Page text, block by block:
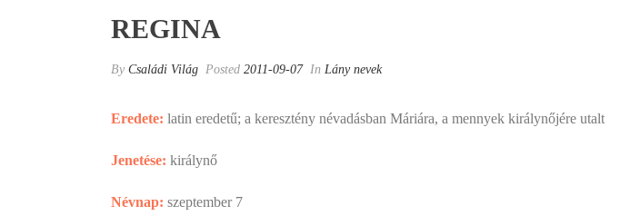
REGINA
By Családi Világ Posted 2011-09-07 In Lány nevek
Eredete: latin eredetű; a keresztény névadásban Máriára, a mennyek királynőjére utalt
Jenetése: királynő
Névnap: szeptember 7